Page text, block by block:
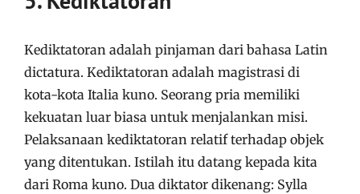
Kediktatoran adalah pinjaman dari bahasa Latin
dictatura. Kediktatoran adalah magistrasi di
kota-kota Italia kuno. Seorang pria memiliki
kekuatan luar biasa untuk menjalankan misi.
Pelaksanaan kediktatoran relatif terhadap objek
yang ditentukan. Istilah itu datang kepada kita
dari Roma kuno. Dua diktator dikenang: Sylla